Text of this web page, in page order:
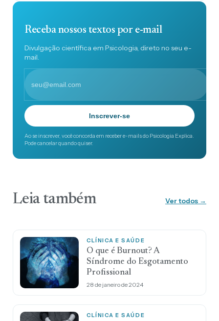
Receba nossos textos por e-mail
Divulgação científica em Psicologia, direto no seu e-
mail.
Inscrever-se
Ao se inscrever, você concorda em receber e-mails do Psicologia Explica.
Pode cancelar quando quiser.
Leia também Ver todos →
CLÍNICA E SAÚDE
O que é Burnout? A
Síndrome do Esgotamento
Profissional
28 de janeiro de 2024
CLÍNICA E SAÚDE